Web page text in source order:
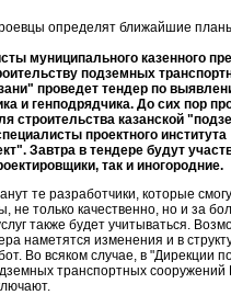
определят ближайшие
муниципального казенного
подземных
проведет тендер по
и генподрядчика. До сих пор
строительства казанской
проектного института
Завтра в тендере будут
так и иногородние.
те разработчики, которые
не только качественно, но и за
также будет учитываться.
наметятся изменения и в
Во всяком случае, в "Дирекции
транспортных сооружений